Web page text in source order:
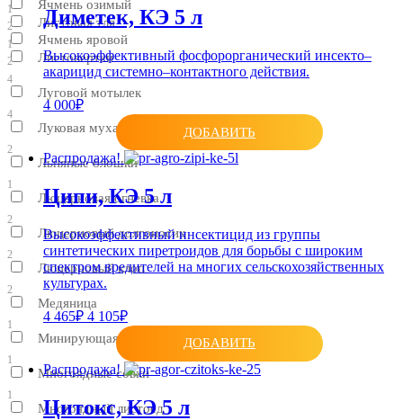
Ячмень озимый
2
Ячмень яровой
2
1
Листовая тля
1
Листовертки
4
Луговой мотылек
4
Луковая муха
2
Льняные блошки
1
Люцерновая огневка
2
Люцерновый долгоносик
2
Люцерновый клоп
2
Медяница
1
Минирующая муха
1
Многоядные совки
1
Многоядный листоед
Диметек, КЭ 5 л
Высокоэффективный фосфорорганический инсекто–
акарицид системно–контактного действия.
4 000₽
ДОБАВИТЬ
Распродажа!
Ципи, КЭ 5 л
Высокоэффективный инсектицид из группы
синтетических пиретроидов для борьбы с широким
спектром вредителей на многих сельскохозяйственных
культурах.
4 465₽ 4 105₽
ДОБАВИТЬ
Распродажа!
Цитокс, КЭ 5 л